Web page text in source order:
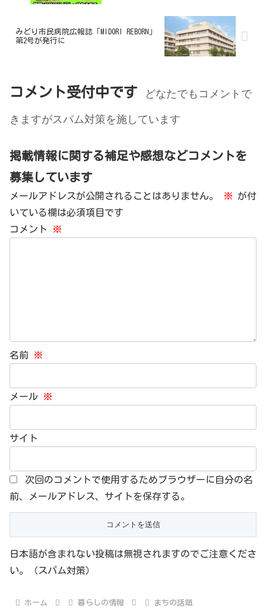
みどり市民病院広報誌「MIDORI REBORN」
第2号が発行に
コメント受付中です
どなたでもコメントで
きますがスパム対策を施しています
掲載情報に関する補足や感想などコメントを
募集しています
メールアドレスが公開されることはありません。 ※ が付
いている欄は必須項目です
コメント
※
名前 ※
メール ※
サイト
次回のコメントで使用するためブラウザーに自分の名
前、メールアドレス、サイトを保存する。
日本語が含まれない投稿は無視されますのでご注意くださ
い。（スパム対策）
ホーム 暮らしの情報 まちの話題